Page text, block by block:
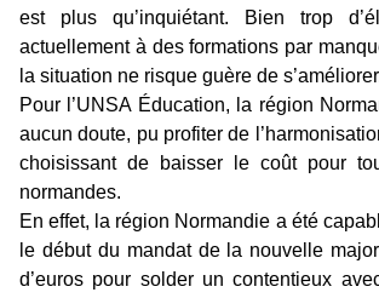
est plus qu’inquiétant. Bien trop
actuellement à des formations par
la situation ne risque guère de
Pour l’UNSA Éducation, la région
aucun doute, pu profiter de
choisissant de baisser le coût pour
normandes.
En effet, la région Normandie a été
le début du mandat de la nouvelle
d’euros pour solder un contentieux